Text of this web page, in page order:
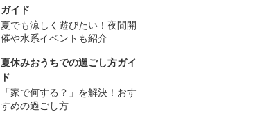
ガイド
夏でも涼しく遊びたい！夜間開
催や水系イベントも紹介
夏休みおうちでの過ごし方ガイ
ド
「家で何する？」を解決！おす
すめの過ごし方